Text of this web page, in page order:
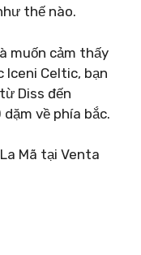
thế nào.
muốn cảm thấy
Celtic, bạn
Diss đến
về phía bắc.
Mã tại Venta